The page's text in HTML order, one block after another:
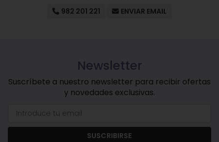
982 201 221 ENVIAR EMAIL
Newsletter
Suscríbete a nuestro newsletter para recibir ofertas
y novedades exclusivas.
SUSCRIBIRSE